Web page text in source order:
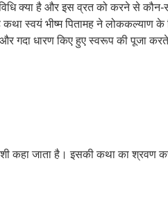
क्या है और इस व्रत को करने से कौन-
स्वयं भीष्म पितामह ने लोककल्याण के
धारण किए हुए स्वरूप की पूजा करते
कहा जाता है। इसकी कथा का श्रवण